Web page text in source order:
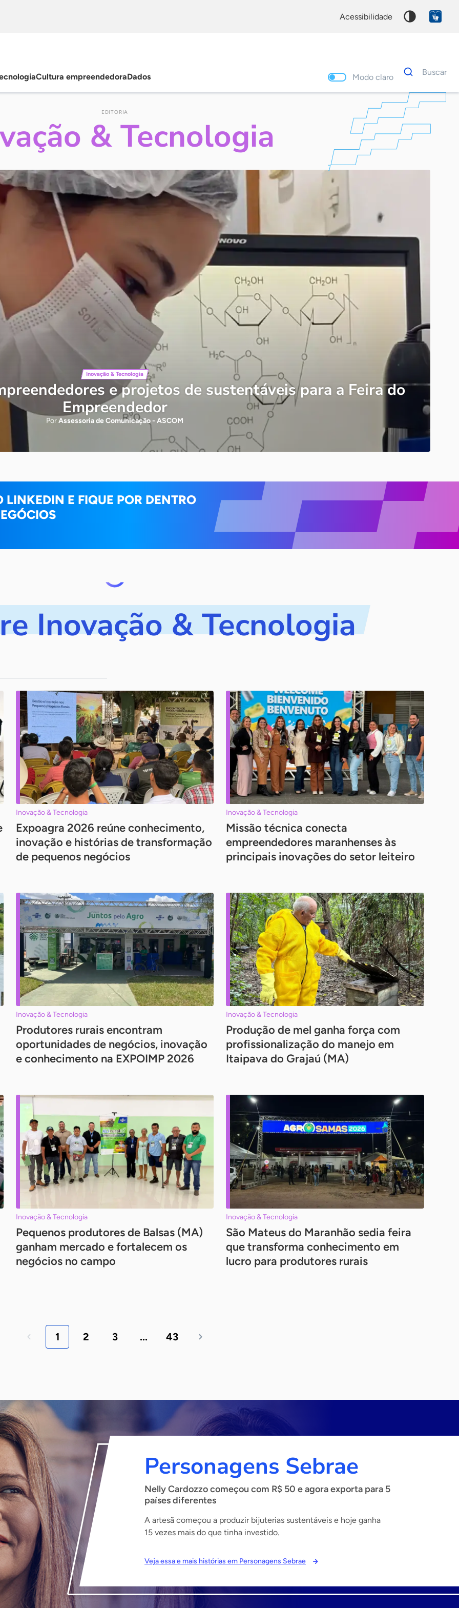
acessibilidade
Cultura empreendedoraDados Modo claro
Dados
para
Buscar
Palavra
chave
EDITORIA
& Tecnologia
Inovação & Tecnologia
e projetos de sustentáveis para a Feira do
Empreendedor
PorAssessoria de Comunicação - ASCOM
LINKEDIN E FIQUE POR DENTRO
Inovação & Tecnologia
Inovação & Tecnologia
Expoagra 2026 reúne conhecimento,
inovação e histórias de transformação
de pequenos negócios
Inovação & Tecnologia
Missão técnica conecta
empreendedores maranhenses às
principais inovações do setor leiteiro
Inovação & Tecnologia
Produtores rurais encontram
oportunidades de negócios, inovação
e conhecimento na EXPOIMP 2026
Inovação & Tecnologia
Produção de mel ganha força com
profissionalização do manejo em
Itaipava do Grajaú (MA)
Inovação & Tecnologia
Pequenos produtores de Balsas (MA)
ganham mercado e fortalecem os
negócios no campo
Inovação & Tecnologia
São Mateus do Maranhão sedia feira
que transforma conhecimento em
lucro para produtores rurais
1 2 3 ... 43
Personagens Sebrae
Nelly Cardozzo começou com R$ 50 e agora exporta para 5
países diferentes
A artesã começou a produzir bijuterias sustentáveis e hoje ganha
15 vezes mais do que tinha investido.
Veja essa e mais histórias em Personagens Sebrae